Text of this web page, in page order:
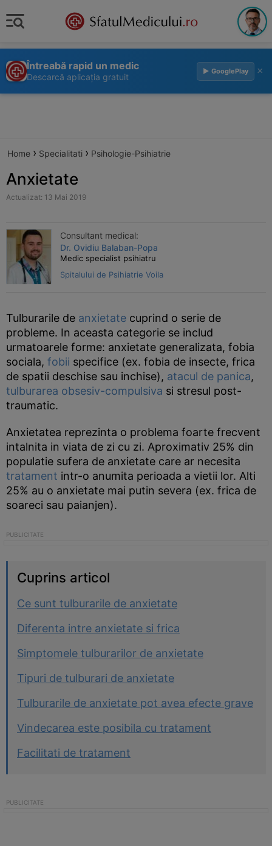
Întreabă rapid un medic
Descarcă aplicația gratuit
▶ GooglePlay ×
Home › Specialitati › Psihologie-Psihiatrie
Anxietate
Actualizat: 13 Mai 2019
Consultant medical:
Dr. Ovidiu Balaban-Popa
Medic specialist psihiatru
Spitalului de Psihiatrie Voila
Tulburarile de anxietate cuprind o serie de
probleme. In aceasta categorie se includ
urmatoarele forme: anxietate generalizata, fobia
sociala, fobii specifice (ex. fobia de insecte, frica
de spatii deschise sau inchise), atacul de panica,
tulburarea obsesiv-compulsiva si stresul post-
traumatic.
Anxietatea reprezinta o problema foarte frecvent
intalnita in viata de zi cu zi. Aproximativ 25% din
populatie sufera de anxietate care ar necesita
tratament intr-o anumita perioada a vietii lor. Alti
25% au o anxietate mai putin severa (ex. frica de
soareci sau paianjen).
Cuprins articol
Ce sunt tulburarile de anxietate
Diferenta intre anxietate si frica
Simptomele tulburarilor de anxietate
Tipuri de tulburari de anxietate
Tulburarile de anxietate pot avea efecte grave
Vindecarea este posibila cu tratament
Facilitati de tratament